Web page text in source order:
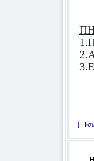
[